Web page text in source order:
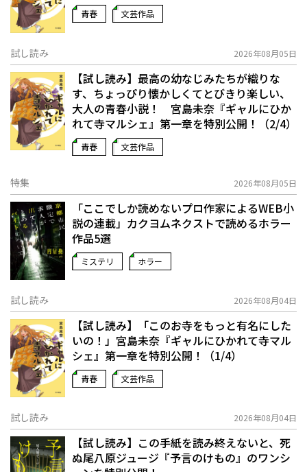
青春 文芸作品
試し読み 2026年08月05日
【試し読み】最高の幼なじみたちが織りな
す、ちょっぴり懐かしくてとびきり楽しい、
大人の青春小説！ 宮島未奈『ギャルにひか
れて寺マルシェ』第一章を特別公開！（2/4）
青春 文芸作品
特集 2026年08月05日
「ここでしか読めないプロ作家によるWEB小
説の連載」――カクヨムネクストで読めるホラー
作品5選
ミステリ ホラー
試し読み 2026年08月04日
【試し読み】「このお寺をもっと有名にした
いの！」宮島未奈『ギャルにひかれて寺マル
シェ』第一章を特別公開！（1/4）
青春 文芸作品
試し読み 2026年08月04日
【試し読み】この手紙を読み終えないと、死
ぬ――尾八原ジュージ『予言のけもの』のワンシ